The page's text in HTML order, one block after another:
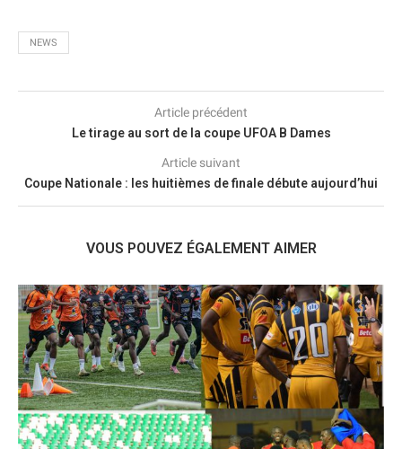
NEWS
Article précédent
Le tirage au sort de la coupe UFOA B Dames
Article suivant
Coupe Nationale : les huitièmes de finale débute aujourd’hui
VOUS POUVEZ ÉGALEMENT AIMER